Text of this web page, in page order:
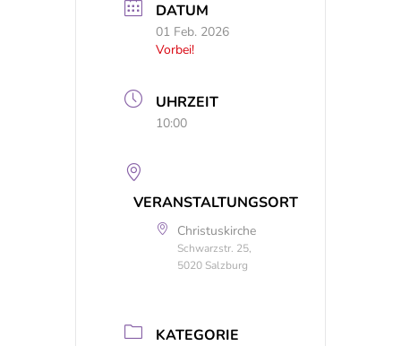
DATUM
01 Feb. 2026
Vorbei!
UHRZEIT
10:00
VERANSTALTUNGSORT
Christuskirche
Schwarzstr. 25,
5020 Salzburg
KATEGORIE